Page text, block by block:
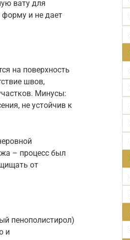
вату для
и не дает
на поверхность
швов,
Минусы:
не устойчив к
– процесс был
от
пенополистирол)
и